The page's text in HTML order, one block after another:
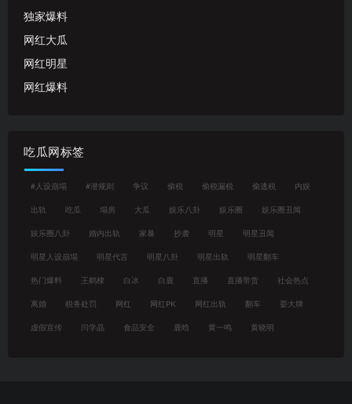
独家爆料
网红大瓜
网红明星
网红爆料
吃瓜网标签
#人设崩塌 #潜规则 争议 偷税 偷税漏税 偷逃税 内娱
出轨 吃瓜 塌房 大瓜 娱乐八卦 娱乐圈 娱乐圈丑闻
娱乐圈八卦 婚内出轨 家暴 抄袭 明星 明星丑闻
明星人设崩塌 明星代言 明星八卦 明星出轨 明星翻车
热门爆料 王鹤棣 白冰 白鹿 直播 直播带货 社会热点
离婚 税务处罚 网红 网红PK 网红出轨 翻车 耍大牌
虚假宣传 闫学晶 食品安全 鹿晗 黄一鸣 黄晓明